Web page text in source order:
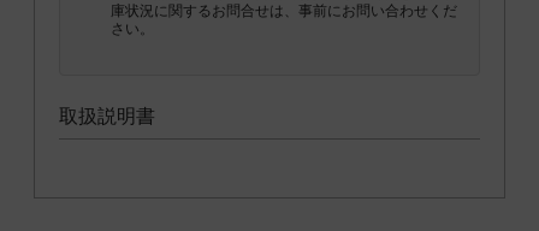
庫状況に関するお問合せは、事前にお問い合わせくだ
さい。
取扱説明書